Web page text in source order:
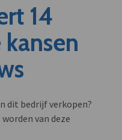
14
dit bedrijf verkopen?
van deze